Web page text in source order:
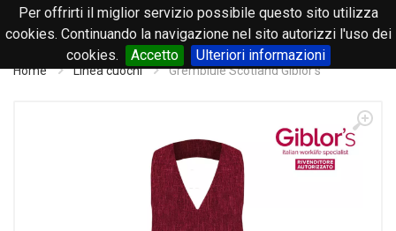
Per offrirti il miglior servizio possibile questo sito utilizza
cookies. Continuando la navigazione nel sito autorizzi l'uso dei
cookies.
Accetto Ulteriori informazioni
0
Home Linea cuochi Grembiule Scotland Giblor's